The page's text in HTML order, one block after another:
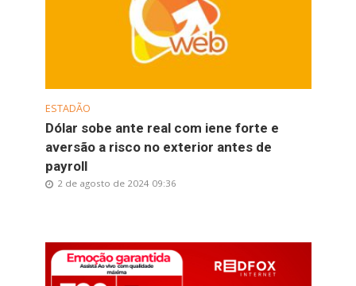
ESTADÃO
Dólar sobe ante real com iene forte e
aversão a risco no exterior antes de
payroll
2 de agosto de 2024 09:36